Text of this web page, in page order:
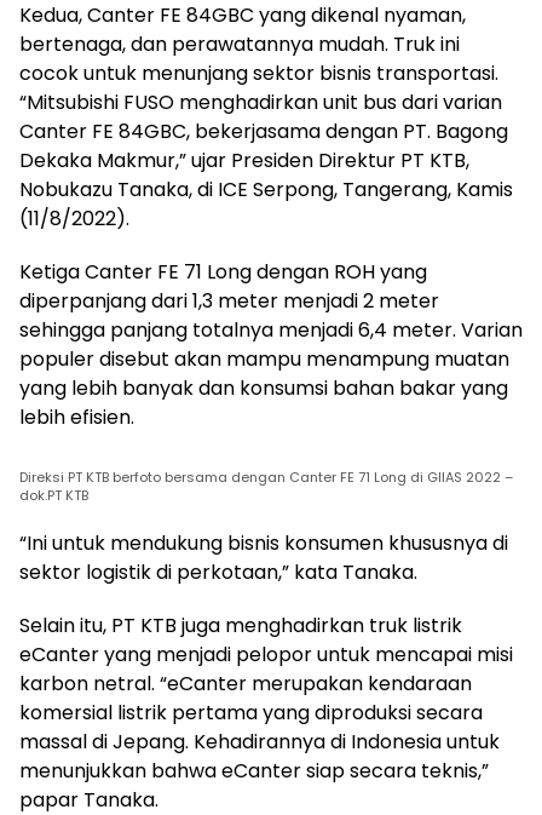
Kedua, Canter FE 84GBC yang dikenal nyaman,
bertenaga, dan perawatannya mudah. Truk ini
cocok untuk menunjang sektor bisnis transportasi.
“Mitsubishi FUSO menghadirkan unit bus dari varian
Canter FE 84GBC, bekerjasama dengan PT. Bagong
Dekaka Makmur,” ujar Presiden Direktur PT KTB,
Nobukazu Tanaka, di ICE Serpong, Tangerang, Kamis
(11/8/2022).
Ketiga Canter FE 71 Long dengan ROH yang
diperpanjang dari 1,3 meter menjadi 2 meter
sehingga panjang totalnya menjadi 6,4 meter. Varian
populer disebut akan mampu menampung muatan
yang lebih banyak dan konsumsi bahan bakar yang
lebih efisien.
Direksi PT KTB berfoto bersama dengan Canter FE 71 Long di GIIAS 2022 –
dok.PT KTB
“Ini untuk mendukung bisnis konsumen khususnya di
sektor logistik di perkotaan,” kata Tanaka.
Selain itu, PT KTB juga menghadirkan truk listrik
eCanter yang menjadi pelopor untuk mencapai misi
karbon netral. “eCanter merupakan kendaraan
komersial listrik pertama yang diproduksi secara
massal di Jepang. Kehadirannya di Indonesia untuk
menunjukkan bahwa eCanter siap secara teknis,”
papar Tanaka.